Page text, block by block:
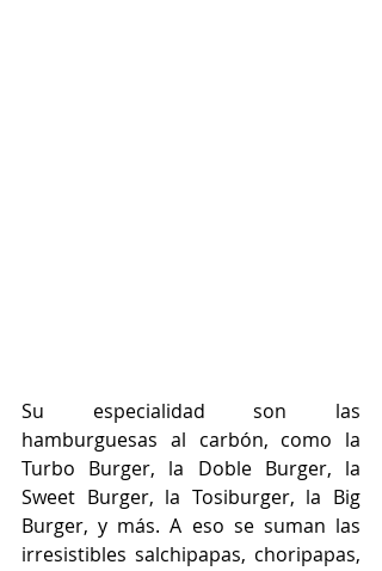
Su especialidad son las
hamburguesas al carbón, como la
Turbo Burger, la Doble Burger, la
Sweet Burger, la Tosiburger, la Big
Burger, y más. A eso se suman las
irresistibles salchipapas, choripapas,